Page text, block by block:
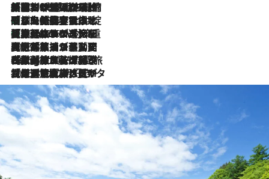
2026.8.6
「荷物が増えるほど旅ストレスは増す」美容ジャーナリストがたどり着いた最終結論。“化粧品を劇的に減らす”感動の凝縮美容とは
2026.8.6
「旅先には金髪ウィッグを持参」日本と同じメイクでは損してる!? 美容ジャーナリストが提案する“掟破りの旅美容”とは
2026.8.6
【厳選旅コスメ】「身軽さ＆UV対策重視！」ヘアアーティストshucoが選んだ夏旅ベストコスメを発表【Mサイズジップ】
2026.8.5
【厳選旅コスメ】国内をあちこち移動する河井菜摘が選んだ夏旅ベストコスメ発表！「リラックスアイテムはマスト」【Mサイズジップ】
2026.8.4
【厳選旅コスメ】「紫外線＆乾燥対策しながらメイク感も！」ヘア＆メイクGeorgeが選んだ夏旅ベストコスメを発表！【Mサイズジップ】
2026.8.3
【厳選旅コスメ】「保湿もタイパ重視！」“サウナ好き”タレント清水みさとが愛用する夏旅ベストコスメを発表！【Mサイズジップ】